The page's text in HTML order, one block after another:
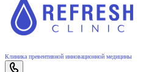
Клиника превентивной инновационной медицины